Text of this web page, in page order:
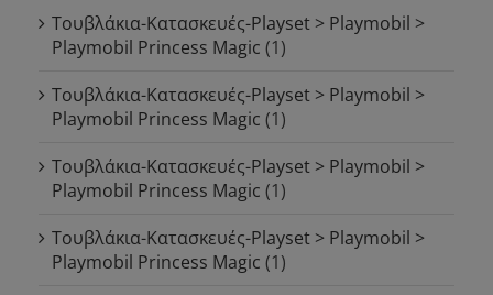
Τουβλάκια-Κατασκευές-Playset > Playmobil >
Playmobil Princess Magic (1)
Τουβλάκια-Κατασκευές-Playset > Playmobil >
Playmobil Princess Magic (1)
Τουβλάκια-Κατασκευές-Playset > Playmobil >
Playmobil Princess Magic (1)
Τουβλάκια-Κατασκευές-Playset > Playmobil >
Playmobil Princess Magic (1)